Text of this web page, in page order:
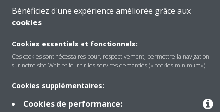
Installation en faux plafond (aucun encombrement)
Échangeur de chaleur contre-courant avec jusqu’à 92 %
d’efficacité
EN SAVOIR PLUS
Bénéficiez d'une expérience améliorée grâce aux
cookies
Cookies essentiels et fonctionnels:
Ces cookies sont nécessaires pour, respectivement, permettre la navigation
sur notre site Web et fournir les services demandés (« cookies minimum»).
Cookies supplémentaires:
Cookies de performance: